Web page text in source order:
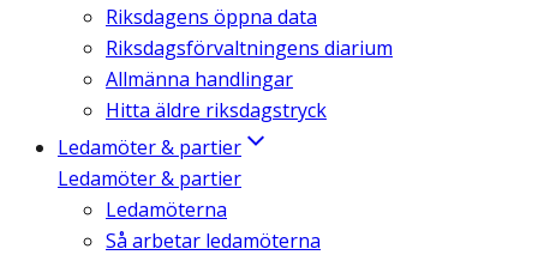
Riksdagens öppna data
Riksdagsförvaltningens diarium
Allmänna handlingar
Hitta äldre riksdagstryck
Ledamöter & partier
Ledamöter & partier
Ledamöterna
Så arbetar ledamöterna